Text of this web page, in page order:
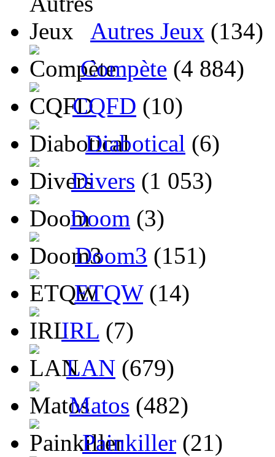
Autres Jeux (134)
Compète (4 884)
CQFD (10)
Diabotical (6)
Divers (1 053)
Doom (3)
Doom3 (151)
ETQW(14)
IRL (7)
LAN (679)
Matos (482)
Painkiller (21)